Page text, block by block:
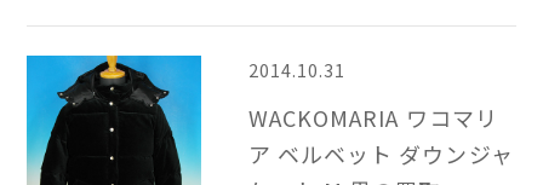
2014.10.31
WACKOMARIA ワコマリ
ア ベルベット ダウンジャ